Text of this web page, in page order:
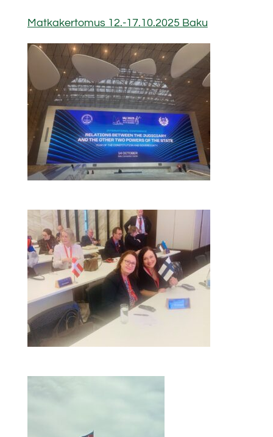
Matkakertomus 12.-17.10.2025 Baku